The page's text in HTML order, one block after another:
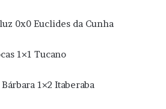
0x0 Euclides da Cunha
1×1 Tucano
Bárbara 1×2 Itaberaba